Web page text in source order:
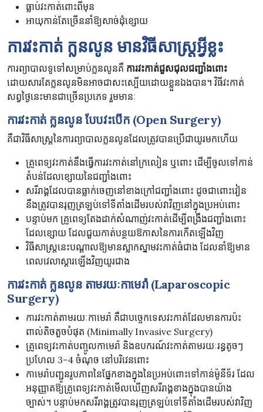
ធ្លាប់វះកាត់ពោះពីមុន
អាយុកាន់តែច្រើននាំឱ្យសាច់ដុំខ្សោយ
ការ​វះកាត់​ ក្លនលូន មាន​វិធីសាស្ត្រ​អ្វីខ្លះ​
ការព្យាបាលទូទៅសម្រាប់ក្លនលូនគឺ ការវះកាត់ជួសជុលជញ្ជាំងពោះ
ដោយសារតែក្លនលូនមិនអាចជាសះស្បើយដោយខ្លួនឯងបាន។ វិធីវះកាត់
សព្វថ្ងៃនេះមានជាច្រើនប្រភេទ រួមមានៈ
ការវះកាត់ ក្លនលូន បែបវះបើក (Open Surgery)
គឺជាវិធីសាស្រ្តនៃការព្យាបាលក្លនលូនដែលត្រូវបានប្រើជាយូរមកហើយ
គ្រូពេទ្យវះកាត់នឹងធ្វើការវះកាត់នៅក្រលៀន ឬពោះ ដើម្បីចូលទៅកាន់
តំបន់ដែលខ្សោយនៃជញ្ជាំងពោះ
សរីរាង្គដែលបានធ្លាក់ចេញនៅខាងក្រៅជញ្ជាំងពោះ ដូចជាពោះវៀន
នឹងត្រូវបានរុញត្រឡប់ទៅទីតាំងដើមរបស់វាវិញនៅក្នុងប្រអប់ពោះ
បន្ទាប់មក គ្រូពេទ្យតែងដាក់សំណាញ់វះកាត់ដើម្បីពង្រឹងជញ្ជាំងពោះ
ដែលខ្សោយ ដែលជួយកាត់បន្ថយឱកាសនៃការកើតឡើងវិញ
វិធីសាស្ត្រនេះបណ្តាលឱ្យមានស្លាកស្នាមវះកាត់ធំជាង ដែលនាំឱ្យមាន
ពេលវេលាស្តារឡើងវិញយូរជាង
ការវះកាត់ ក្លនលូន តាមរយៈកាមេរ៉ា (Laparoscopic
Surgery)
ការវះកាត់តាមរយៈកាមេរ៉ា គឺជាបច្ចេកទេសវះកាត់ដែលមានការប៉ះ
ពាល់តិចតួចបំផុត (Minimally Invasive Surgery)
គ្រូពេទ្យវះកាត់បញ្ចូលកាមេរ៉ា និងឧបករណ៍វះកាត់តាមរយៈរន្ធតូចៗ
ប្រហែល 3-4 ចំណុច នៅបរិវេនពោះ
កាមេរ៉ាបញ្ជូនរូបភាពនៃផ្នែកខាងក្នុងនៃប្រអប់ពោះទៅកាន់ម៉ូនីទ័រ ដែល
អនុញ្ញាតឱ្យគ្រូពេទ្យវះកាត់មើលឃើញសរីរាង្គខាងក្នុងបានយ៉ាង
ច្បាស់។ បន្ទាប់មកសរីរាង្គត្រូវបានរុញត្រឡប់ទៅទីតាំងដើមរបស់វាវិញ